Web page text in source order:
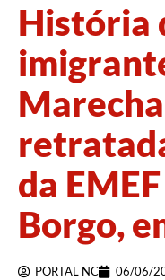
História
da
Borgo,
PORTAL NC 06/06/